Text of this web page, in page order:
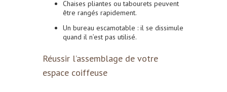
Chaises pliantes ou tabourets peuvent
être rangés rapidement.
Un bureau escamotable : il se dissimule
quand il n’est pas utilisé.
Réussir l’assemblage de votre
espace coiffeuse